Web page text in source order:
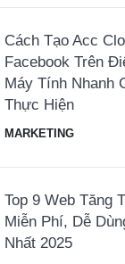
Cách Tạo Acc
Facebook Trên
Máy Tính Nhanh
Thực Hiện
MARKETING
Top 9 Web Tăng
Miễn Phí, Dễ
Nhất 2025